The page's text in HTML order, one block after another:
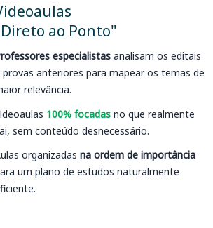
ao Ponto"
especialistas analisam os editais
provas anteriores para mapear os temas de
relevância.
100% focadas no que realmente
sem conteúdo desnecessário.
organizadas na ordem de importância
um plano de estudos naturalmente